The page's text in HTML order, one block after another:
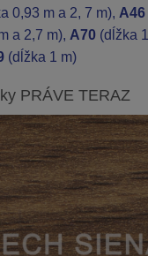
0,93 m a 2, 7 m), A46
a 2,7 m), A70 (dĺžka
(dĺžka 1 m)
PRÁVE TERAZ